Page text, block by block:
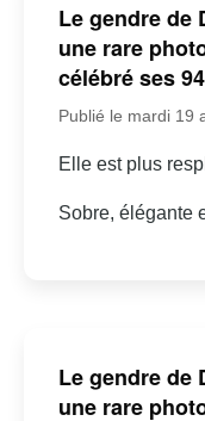
Le gendre de
une rare
célébré ses
Publié le mardi 19
Elle est plus
Sobre, élégante
Le gendre de
une rare